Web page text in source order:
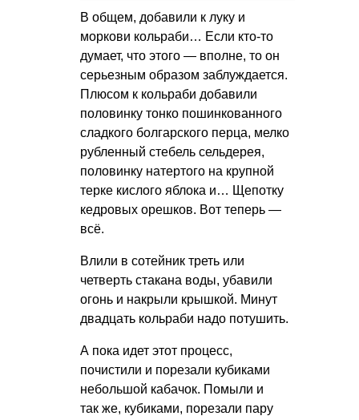
В общем, добавили к луку и
моркови кольраби… Если кто-то
думает, что этого — вполне, то он
серьезным образом заблуждается.
Плюсом к кольраби добавили
половинку тонко пошинкованного
сладкого болгарского перца, мелко
рубленный стебель сельдерея,
половинку натертого на крупной
терке кислого яблока и… Щепотку
кедровых орешков. Вот теперь —
всё.
Влили в сотейник треть или
четверть стакана воды, убавили
огонь и накрыли крышкой. Минут
двадцать кольраби надо потушить.
А пока идет этот процесс,
почистили и порезали кубиками
небольшой кабачок. Помыли и
так же, кубиками, порезали пару